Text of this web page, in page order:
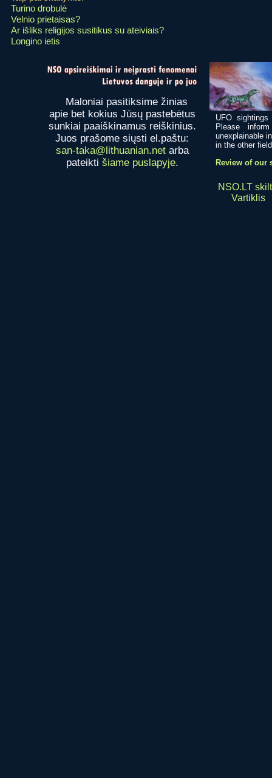
Turino drobulė
Velnio prietaisas?
Ar išliks religijos susitikus su ateiviais?
Longino ietis
Maloniai pasitiksime žinias
apie bet kokius Jūsų pastebėtus
sunkiai paaiškinamus reiškinius.
Juos prašome siųsti el.paštu:
san-taka@lithuanian.netarba
pateikti šiame puslapyje.
UFO
Please
unexplainable
in the other
Review of our
NSO.LT
Vartiklis